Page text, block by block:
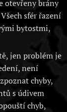
otevřeny brány
sfér řazení
bytostmi,
jen problém je
není
chyby,
s údivem
chyb,